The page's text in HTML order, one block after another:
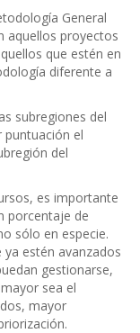
General
aquellos proyectos
que estén en
diferente a
subregiones del
puntuación el
del
es importante
porcentaje de
sólo en especie.
estén avanzados
gestionarse,
sea el
mayor